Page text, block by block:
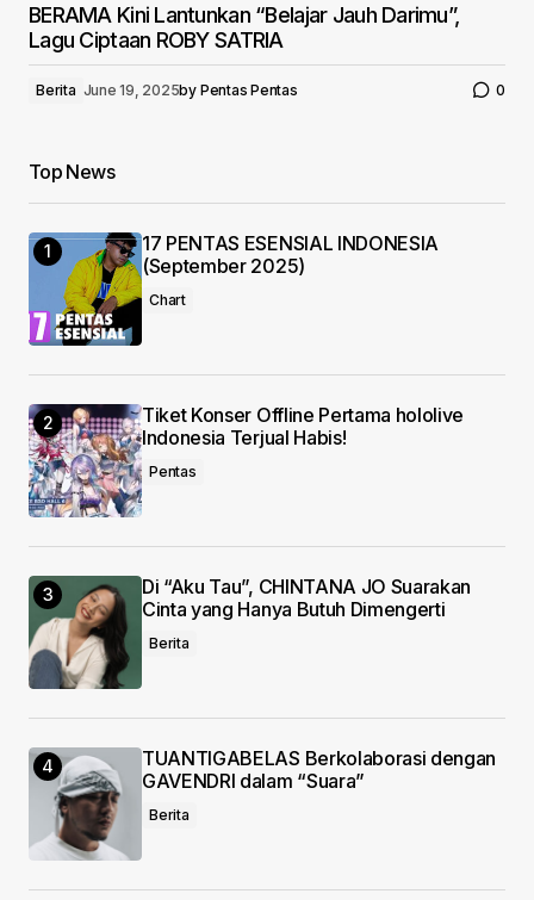
BERAMA Kini Lantunkan “Belajar Jauh Darimu”,
Lagu Ciptaan ROBY SATRIA
Berita June 19, 2025by Pentas Pentas 0
Top News
17 PENTAS ESENSIAL INDONESIA
(September 2025)
Chart
Tiket Konser Offline Pertama hololive
Indonesia Terjual Habis!
Pentas
Di “Aku Tau”, CHINTANA JO Suarakan
Cinta yang Hanya Butuh Dimengerti
Berita
TUANTIGABELAS Berkolaborasi dengan
GAVENDRI dalam “Suara”
Berita